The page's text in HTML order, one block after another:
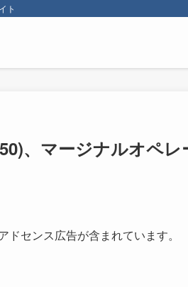
ト
、マージナルオペ
センス広告が含まれています。